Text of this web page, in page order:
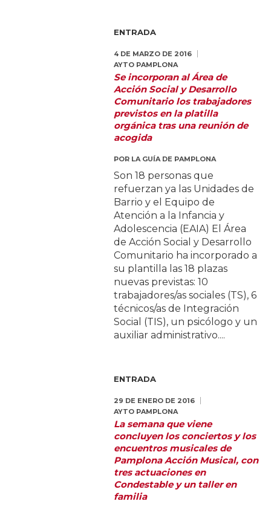
ENTRADA
4 DE MARZO DE 2016
AYTO PAMPLONA
Se incorporan al Área de
Acción Social y Desarrollo
Comunitario los trabajadores
previstos en la platilla
orgánica tras una reunión de
acogida
POR LA GUÍA DE PAMPLONA
Son 18 personas que
refuerzan ya las Unidades de
Barrio y el Equipo de
Atención a la Infancia y
Adolescencia (EAIA) El Área
de Acción Social y Desarrollo
Comunitario ha incorporado a
su plantilla las 18 plazas
nuevas previstas: 10
trabajadores/as sociales (TS), 6
técnicos/as de Integración
Social (TIS), un psicólogo y un
auxiliar administrativo....
ENTRADA
29 DE ENERO DE 2016
AYTO PAMPLONA
La semana que viene
concluyen los conciertos y los
encuentros musicales de
Pamplona Acción Musical, con
tres actuaciones en
Condestable y un taller en
familia